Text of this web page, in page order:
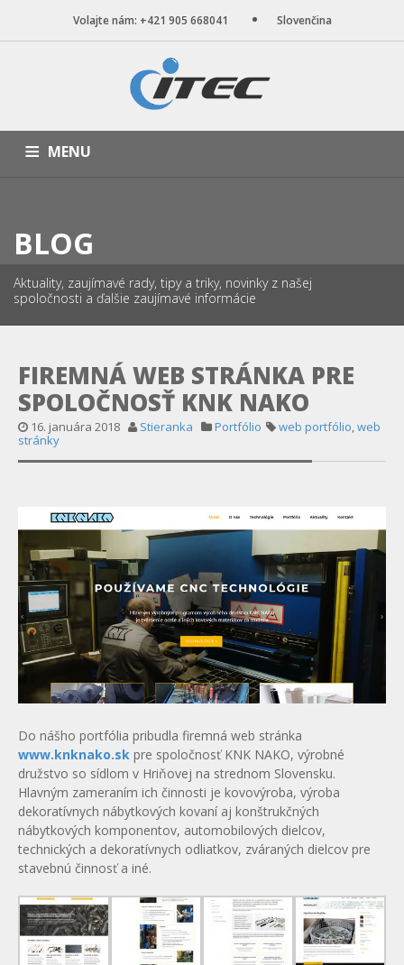
Volajte nám: +421 905 668041 Slovenčina
MENU
BLOG O NÁS
BLOG
Aktuality, zaujímavé rady, tipy a triky, novinky z našej
spoločnosti a ďalšie zaujímavé informácie
FIREMNÁ WEB STRÁNKA PRE
SPOLOČNOSŤ KNK NAKO
16. januára 2018 Stieranka Portfólio web portfólio,web
stránky
Do nášho portfólia pribudla firemná web stránka
www.knknako.sk pre spoločnosť KNK NAKO, výrobné
družstvo so sídlom v Hriňovej na strednom Slovensku.
Hlavným zameraním ich činnosti je kovovýroba, výroba
dekoratívnych nábytkových kovaní aj konštrukčných
nábytkových komponentov, automobilových dielcov,
technických a dekoratívnych odliatkov, zváraných dielcov pre
stavebnú činnosť a iné.